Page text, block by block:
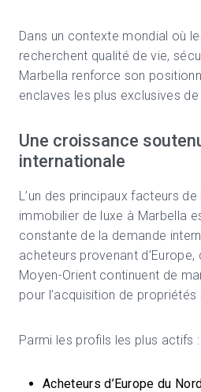
Dans un contexte mondial où
recherchent qualité de vie,
Marbella renforce son
enclaves les plus exclusives
Une croissance
internationale
L’un des principaux facteurs
immobilier de luxe à Marbella
constante de la demande
acheteurs provenant d’Europe,
Moyen-Orient continuent de
pour l’acquisition de
Parmi les profils les plus actifs :
Acheteurs d’Europe du